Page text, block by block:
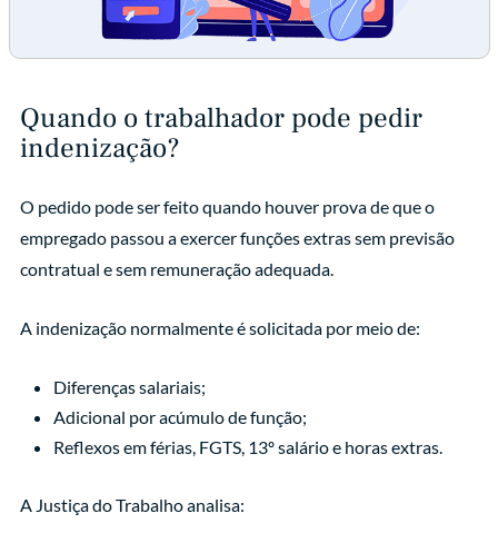
Quando o trabalhador pode pedir
indenização?
O pedido pode ser feito quando houver prova de que o
empregado passou a exercer funções extras sem previsão
contratual e sem remuneração adequada.
A indenização normalmente é solicitada por meio de:
Diferenças salariais;
Adicional por acúmulo de função;
Reflexos em férias, FGTS, 13º salário e horas extras.
A Justiça do Trabalho analisa: